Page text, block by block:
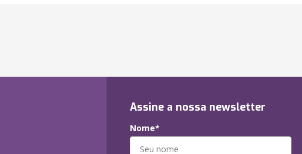
Assine a nossa newsletter
Nome*